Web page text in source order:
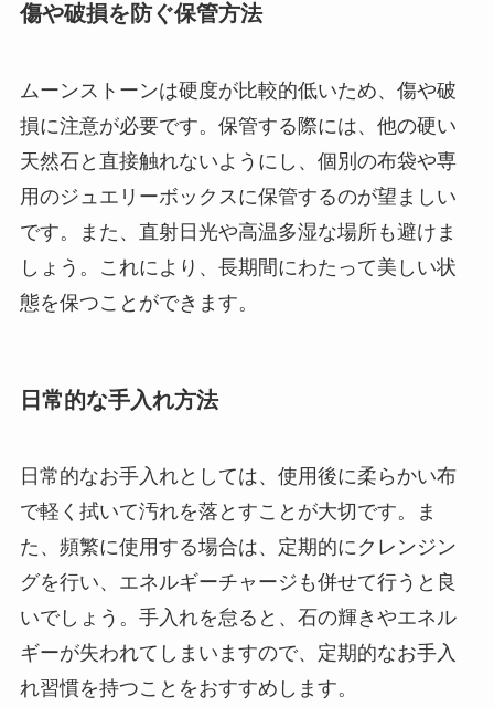
傷や破損を防ぐ保管方法
ムーンストーンは硬度が比較的低いため、傷や破
損に注意が必要です。保管する際には、他の硬い
天然石と直接触れないようにし、個別の布袋や専
用のジュエリーボックスに保管するのが望ましい
です。また、直射日光や高温多湿な場所も避けま
しょう。これにより、長期間にわたって美しい状
態を保つことができます。
日常的な手入れ方法
日常的なお手入れとしては、使用後に柔らかい布
で軽く拭いて汚れを落とすことが大切です。ま
た、頻繁に使用する場合は、定期的にクレンジン
グを行い、エネルギーチャージも併せて行うと良
いでしょう。手入れを怠ると、石の輝きやエネル
ギーが失われてしまいますので、定期的なお手入
れ習慣を持つことをおすすめします。